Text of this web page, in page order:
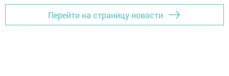
Перейти на страницу новости